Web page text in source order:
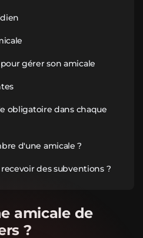
gérer son amicale
obligatoire dans chaque
d'une amicale ?
des subventions ?
amicale de
?